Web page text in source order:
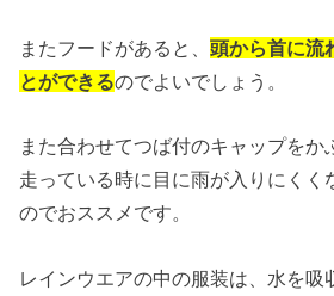
またフードがあると、頭から首に流
とができるのでよいでしょう。
また合わせてつば付のキャップをか
走っている時に目に雨が入りにくく
のでおススメです。
レインウエアの中の服装は、水を吸